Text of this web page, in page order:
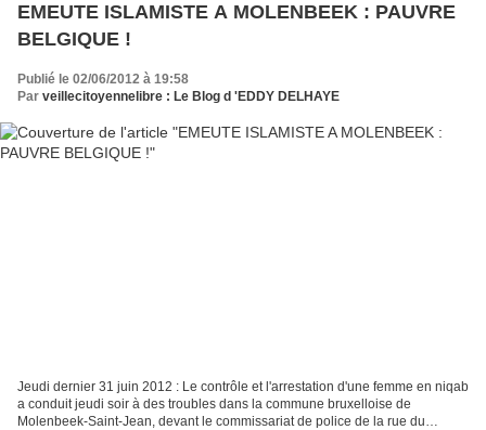
EMEUTE ISLAMISTE A MOLENBEEK : PAUVRE
BELGIQUE !
Publié le 02/06/2012 à 19:58
Par veillecitoyennelibre : Le Blog d 'EDDY DELHAYE
Jeudi dernier 31 juin 2012 : Le contrôle et l'arrestation d'une femme en niqab
a conduit jeudi soir à des troubles dans la commune bruxelloise de
Molenbeek-Saint-Jean, devant le commissariat de police de la rue du